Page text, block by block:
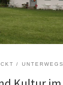
UNTERWEGS